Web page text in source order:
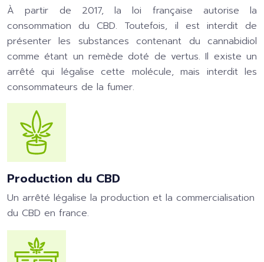
À partir de 2017, la loi française autorise la
consommation du CBD. Toutefois, il est interdit de
présenter les substances contenant du cannabidiol
comme étant un remède doté de vertus. Il existe un
arrêté qui légalise cette molécule, mais interdit les
consommateurs de la fumer.
Production du CBD
Un arrêté légalise la production et la commercialisation
du CBD en france.